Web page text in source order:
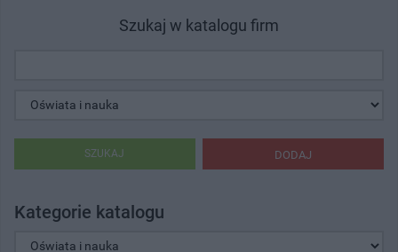
Szukaj w katalogu firm
DODAJ
SZUKAJ
Kategorie katalogu